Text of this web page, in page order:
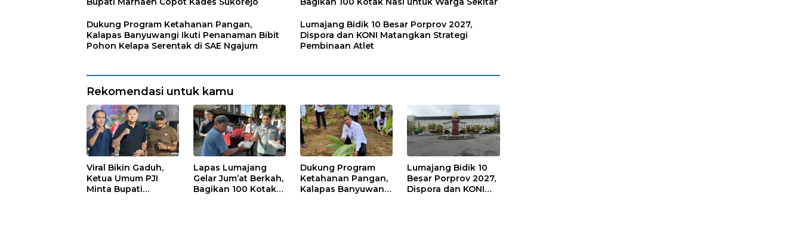
Dukung Program Ketahanan Pangan,
Kalapas Banyuwangi Ikuti Penanaman Bibit
Pohon Kelapa Serentak di SAE Ngajum
Lumajang Bidik 10 Besar Porprov 2027,
Dispora dan KONI Matangkan Strategi
Pembinaan Atlet
Rekomendasi untuk kamu
Viral Bikin Gaduh,
Ketua Umum PJI
Minta Bupati
Lapas Lumajang
Gelar Jum’at Berkah,
Bagikan 100 Kotak
Dukung Program
Ketahanan Pangan,
Kalapas Banyuwangi
Lumajang Bidik 10
Besar Porprov 2027,
Dispora dan KONI